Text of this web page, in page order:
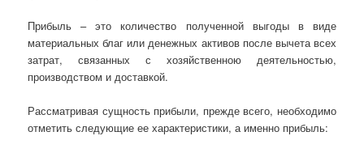
Прибыль – это количество полученной выгоды в виде
материальных благ или денежных активов после вычета всех
затрат, связанных с хозяйственною деятельностью,
производством и доставкой.
Рассматривая сущность прибыли, прежде всего, необходимо
отметить следующие ее характеристики, а именно прибыль: